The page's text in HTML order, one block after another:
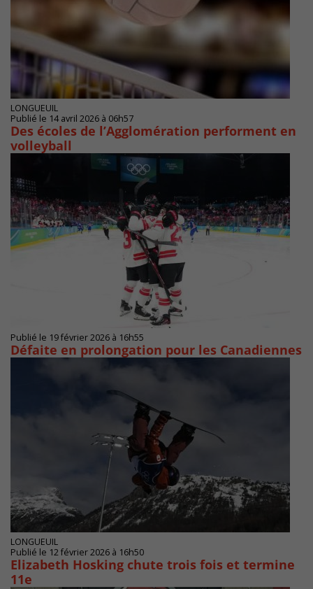
LONGUEUIL
Publié le 14 avril 2026 à 06h57
Des écoles de l’Agglomération performent en
volleyball
Publié le 19 février 2026 à 16h55
Défaite en prolongation pour les Canadiennes
LONGUEUIL
Publié le 12 février 2026 à 16h50
Elizabeth Hosking chute trois fois et termine
11e